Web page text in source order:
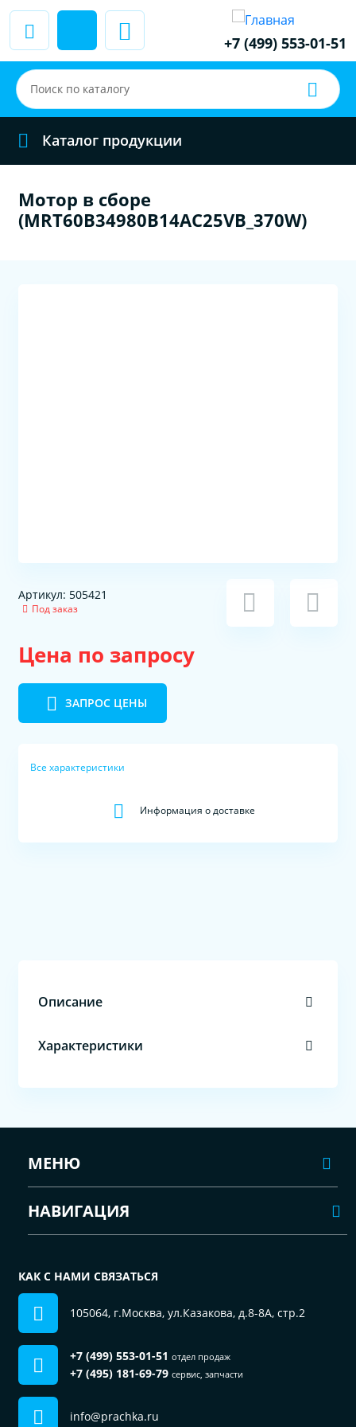
+7 (499) 553-01-51
Каталог продукции
Мотор в сборе
(MRT60B34980B14AC25VB_370W)
Артикул: 505421
Под заказ
Цена по запросу
ЗАПРОС ЦЕНЫ
Все характеристики
Информация о доставке
Описание
Характеристики
МЕНЮ
НАВИГАЦИЯ
КАК С НАМИ СВЯЗАТЬСЯ
105064, г.Москва, ул.Казакова, д.8-8А, стр.2
+7 (499) 553-01-51 отдел продаж
+7 (495) 181-69-79 сервис, запчасти
info@prachka.ru